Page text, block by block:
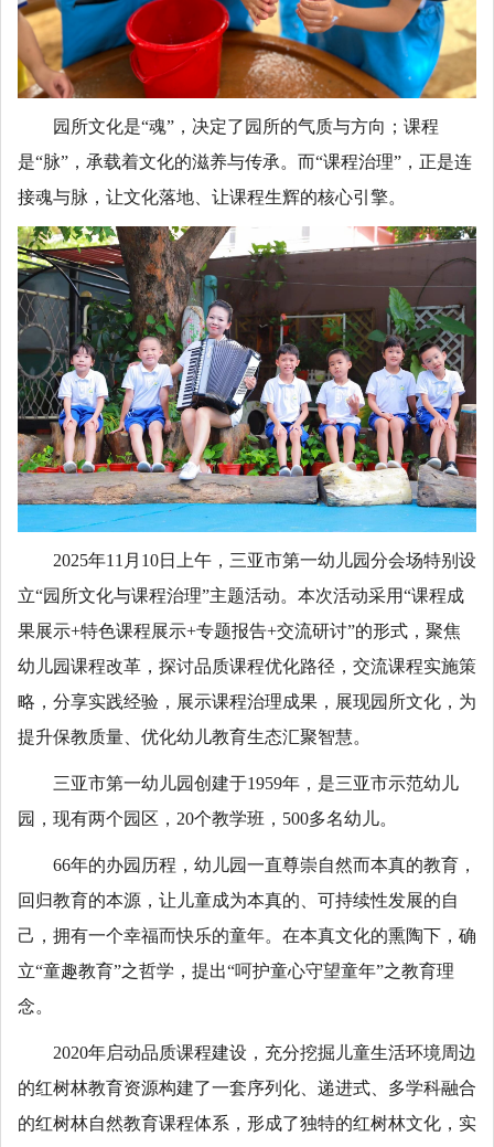
园所文化是“魂”，决定了园所的气质与方向；课程
是“脉”，承载着文化的滋养与传承。而“课程治理”，正是连
接魂与脉，让文化落地、让课程生辉的核心引擎。
2025年11月10日上午，三亚市第一幼儿园分会场特别设
立“园所文化与课程治理”主题活动。本次活动采用“课程成
果展示+特色课程展示+专题报告+交流研讨”的形式，聚焦
幼儿园课程改革，探讨品质课程优化路径，交流课程实施策
略，分享实践经验，展示课程治理成果，展现园所文化，为
提升保教质量、优化幼儿教育生态汇聚智慧。
三亚市第一幼儿园创建于1959年，是三亚市示范幼儿
园，现有两个园区，20个教学班，500多名幼儿。
66年的办园历程，幼儿园一直尊崇自然而本真的教育，
回归教育的本源，让儿童成为本真的、可持续性发展的自
己，拥有一个幸福而快乐的童年。在本真文化的熏陶下，确
立“童趣教育”之哲学，提出“呵护童心守望童年”之教育理
念。
2020年启动品质课程建设，充分挖掘儿童生活环境周边
的红树林教育资源构建了一套序列化、递进式、多学科融合
的红树林自然教育课程体系，形成了独特的红树林文化，实